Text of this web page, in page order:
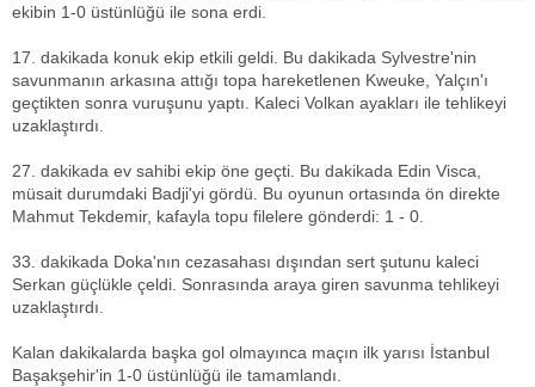
ekibin 1-0 üstünlüğü ile sona erdi.
17. dakikada konuk ekip etkili geldi. Bu dakikada Sylvestre'nin
savunmanın arkasına attığı topa hareketlenen Kweuke, Yalçın'ı
geçtikten sonra vuruşunu yaptı. Kaleci Volkan ayakları ile tehlikeyi
uzaklaştırdı.
27. dakikada ev sahibi ekip öne geçti. Bu dakikada Edin Visca,
müsait durumdaki Badji'yi gördü. Bu oyunun ortasında ön direkte
Mahmut Tekdemir, kafayla topu filelere gönderdi: 1 - 0.
33. dakikada Doka'nın cezasahası dışından sert şutunu kaleci
Serkan güçlükle çeldi. Sonrasında araya giren savunma tehlikeyi
uzaklaştırdı.
Kalan dakikalarda başka gol olmayınca maçın ilk yarısı İstanbul
Başakşehir'in 1-0 üstünlüğü ile tamamlandı.